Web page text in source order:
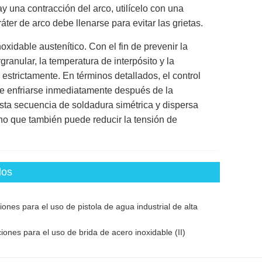
una contracción del arco, utilícelo con una
de arco debe llenarse para evitar las grietas.
austenítico. Con el fin de prevenir la
la temperatura de interpósito y la
En términos detallados, el control
enfriarse inmediatamente después de la
secuencia de soldadura simétrica y dispersa
que también puede reducir la tensión de
para el uso de pistola de agua industrial de alta
para el uso de brida de acero inoxidable (II)